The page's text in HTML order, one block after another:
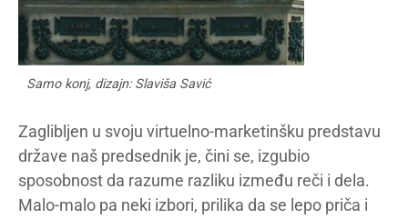
Samo konj, dizajn: Slaviša Savić
Zaglibljen u svoju virtuelno-marketinšku predstavu
države naš predsednik je, čini se, izgubio
sposobnost da razume razliku između reči i dela.
Malo-malo pa neki izbori, prilika da se lepo priča i